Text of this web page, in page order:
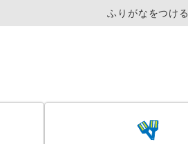
ふりがなをつける